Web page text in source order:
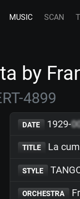
MUSIC SCAN
by
4899
DATE 1929-
TITLE La
STYLE
ORCHESTRA